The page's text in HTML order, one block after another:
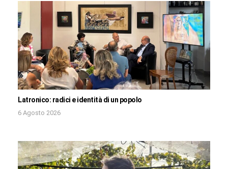
Latronico: radici e identità di un popolo
6 Agosto 2026